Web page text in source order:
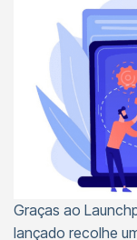
Graças ao
lançado recolhe